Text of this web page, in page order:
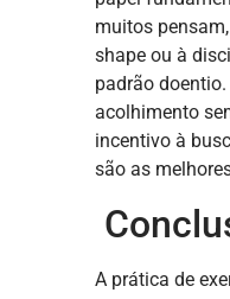
muitos
shape ou à
padrão
acolhimento
incentivo à
são as
A prática de